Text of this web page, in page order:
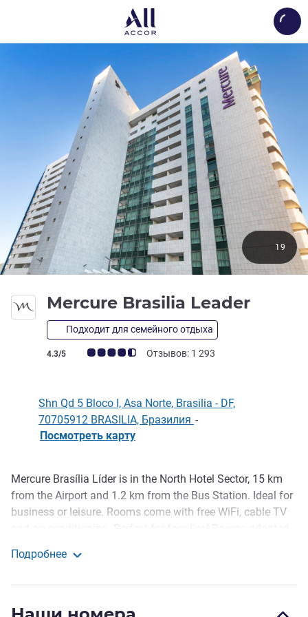
Mercure Brasilia Leader
Подходит для семейного отдыха
Примечание: отзывы клиентов (Рейтинг ALL)
4.3/5 Отзывов: 1 293
19
Shn Qd 5 Bloco I, Asa Norte, Brasilia - DF,
70705912 BRASILIA, Бразилия -
Посмотреть карту
Описание
Mercure Brasília Líder is in the North Hotel Sector, 15 km
from the Airport and 1.2 km from the Bus Station. Ideal for
business or leisure. Rooms come with free WiFi, cable TV
with the hotel. Make the most of our fitness center and
Mercure Brasília Líder hotel is just a 10-min walk from the
Подробнее